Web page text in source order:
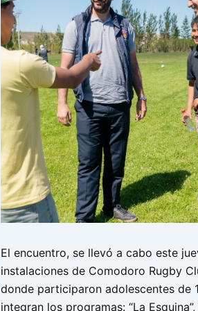
El encuentro, se llevó a cabo este
instalaciones de Comodoro Rugby
donde participaron adolescentes de
integran los programas: “La Esquina”,